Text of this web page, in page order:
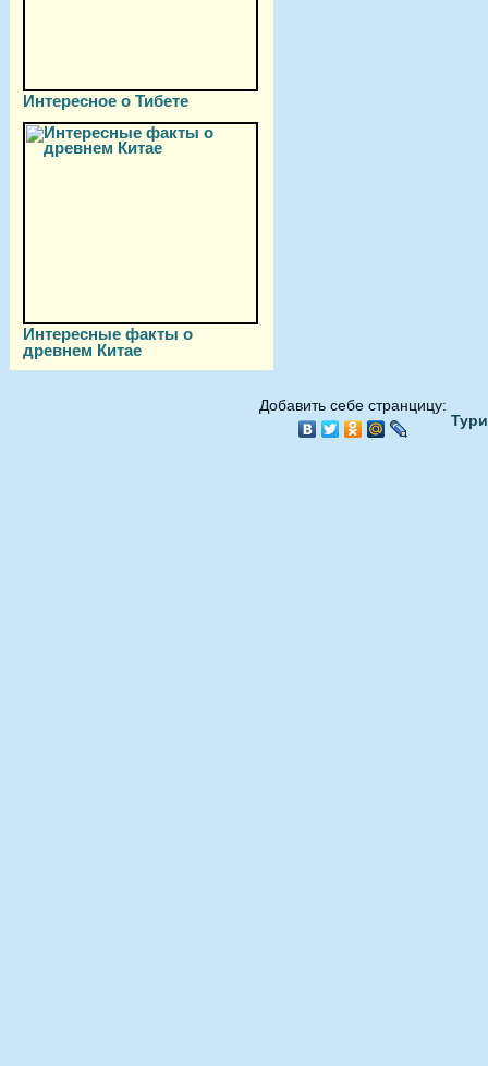
Интересное о Тибете
Интересные факты о
древнем Китае
Добавить себе странцицу: